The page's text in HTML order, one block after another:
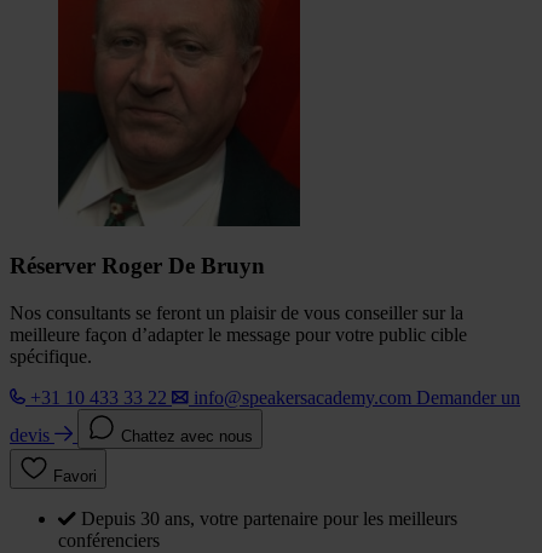
Réserver Roger De Bruyn
Nos consultants se feront un plaisir de vous conseiller sur la
meilleure façon d’adapter le message pour votre public cible
spécifique.
+31 10 433 33 22
info@speakersacademy.com Demander un
devis
Chattez avec nous
Favori
Depuis 30 ans, votre partenaire pour les meilleurs
conférenciers